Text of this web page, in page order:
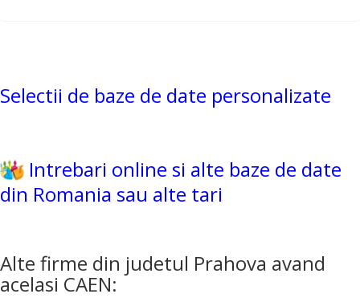
Selectii de baze de date personalizate
Intrebari online si alte baze de date
din Romania sau alte tari
Alte firme din judetul Prahova avand
acelasi CAEN: